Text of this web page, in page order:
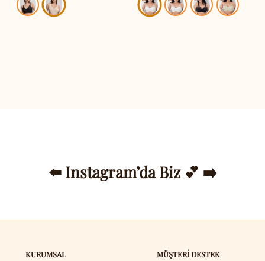
⬅️ Instagram’da Biz 💕 ➡️
KURUMSAL MÜŞTERI DESTEK